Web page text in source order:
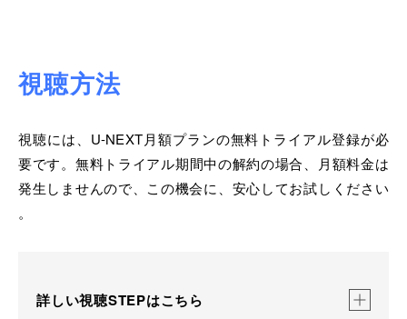
視聴方法
視聴には、U-NEXT月額プランの無料トライアル登録が必
要です。 無料トライアル期間中の解約の場合、月額料金は
発生しませんので、 この機会に、安心してお試しください
。
詳しい視聴STEPはこちら